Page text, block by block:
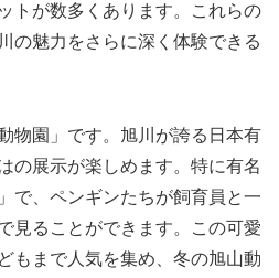
トが数多くあります。これらの
の魅力をさらに深く体験できる
物園」です。旭川が誇る日本有
の展示が楽しめます。特に有名
で、ペンギンたちが飼育員と一
見ることができます。この可愛
もまで人気を集め、冬の旭山動